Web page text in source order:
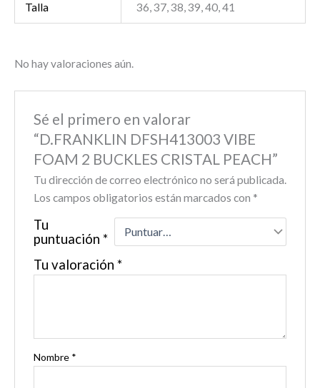
Talla 36, 37, 38, 39, 40, 41
No hay valoraciones aún.
Sé el primero en valorar
“D.FRANKLIN DFSH413003 VIBE
FOAM 2 BUCKLES CRISTAL PEACH”
Tu dirección de correo electrónico no será publicada.
Los campos obligatorios están marcados con *
Tu
puntuación *
Tu valoración *
Nombre *